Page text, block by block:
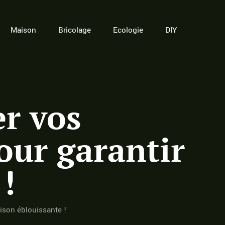
Maison Bricolage Ecologie DIY
vos
garantir
éblouissante !